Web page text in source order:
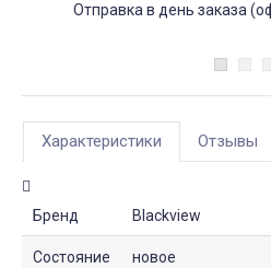
Отправка в день заказа
Характеристики Отзывы
Бренд Blackview
Состояние новое